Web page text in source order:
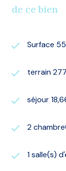
de ce bien
Surface
terrain
séjour
2
1 salle(s)